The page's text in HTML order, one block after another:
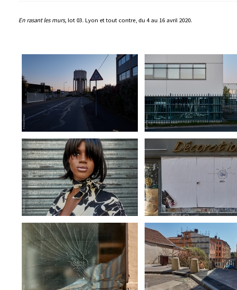
En rasant les murs,lot 03. Lyon et tout contre, du 4 au 16 avril 2020.